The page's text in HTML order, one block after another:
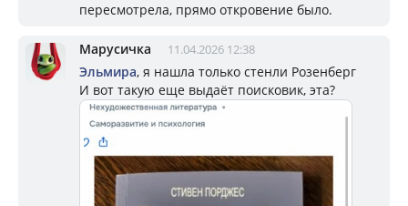
пересмотрела, прямо откровение было.
Марусичка 11.04.2026 12:38
Эльмира, я нашла только стенли Розенберг
И вот такую еще выдаёт поисковик, эта?